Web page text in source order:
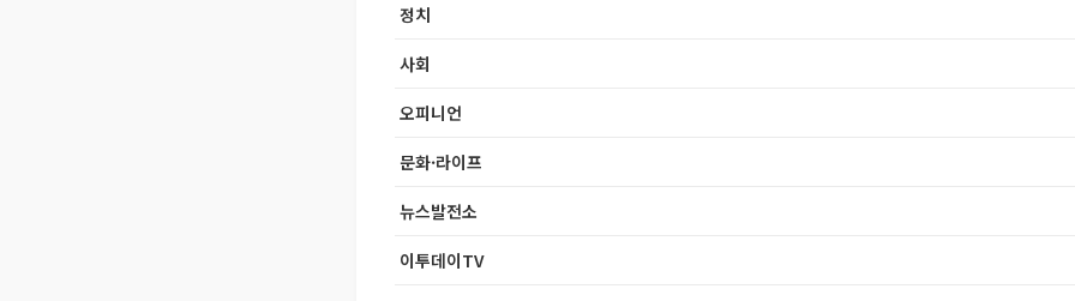
정치
사회
오피니언
문화·라이프
뉴스발전소
이투데이TV